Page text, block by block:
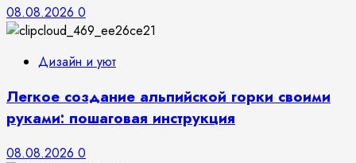
08.08.2026 0
Дизайн и уют
Легкое создание альпийской горки своими
руками: пошаговая инструкция
08.08.2026 0